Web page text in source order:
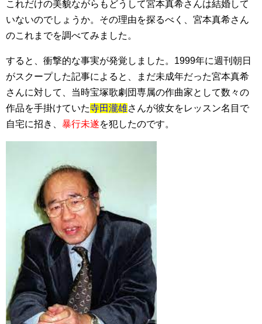
これだけの美貌ながらもどうして宮本真希さんは結婚して
いないのでしょうか。その理由を探るべく、宮本真希さん
のこれまでを調べてみました。
すると、衝撃的な事実が発覚しました。1999年に週刊朝日
がスクープした記事によると、まだ未成年だった宮本真希
さんに対して、当時宝塚歌劇団専属の作曲家として数々の
作品を手掛けていた寺田瀧雄さんが彼女をレッスン名目で
自宅に招き、 暴行未遂を犯したのです。